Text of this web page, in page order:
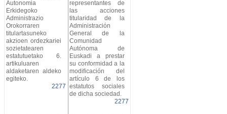
Autonomia
Erkidegoko
Administrazio
Orokorraren
titulartasuneko
akzioen ordezkariei
sozietatearen
estatutuetako 6.
artikuluaren
aldaketaren aldeko
egiteko.
2277
representantes de
las acciones
titularidad de la
Administración
General de la
Comunidad
Autónoma de
Euskadi a prestar
su conformidad a la
modificación del
artículo 6 de los
estatutos sociales
de dicha sociedad.
2277